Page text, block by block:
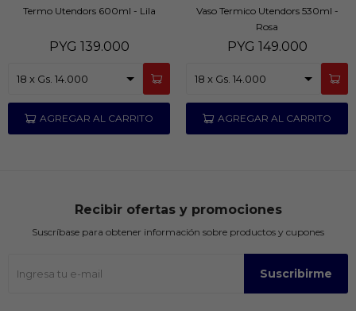
Termo Utendors 600ml - Lila
PYG 139.000
Vaso Termico Utendors 530ml -
Rosa
PYG 149.000
Recibir ofertas y promociones
Suscríbase para obtener información sobre productos y cupones
Suscribirme